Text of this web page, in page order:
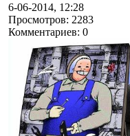
6-06-2014, 12:28
Просмотров: 2283
Комментариев: 0